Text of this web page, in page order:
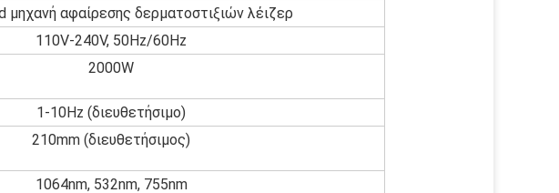
μηχανή αφαίρεσης δερματοστιξιών λέιζερ
110V-240V, 50Hz/60Hz
2000W
1-10Hz (διευθετήσιμο)
210mm (διευθετήσιμος)
1064nm, 532nm, 755nm